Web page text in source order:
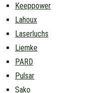
Keeppower
Lahoux
Laserluchs
Liemke
PARD
Pulsar
Sako